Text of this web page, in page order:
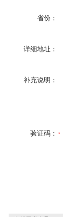
省份：
详细地址：
补充说明：
验证码：